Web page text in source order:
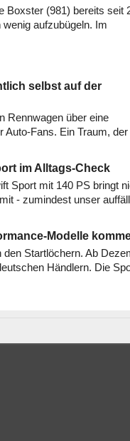
Boxster (981) bereits seit
aufzubügeln. Im
selbst auf der
Rennwagen über eine
Auto-Fans. Ein Traum,
im Alltags-Check
Sport mit 140 PS bringt
- zumindest unser
Modelle
Startlöchern. Ab
Händlern. Die